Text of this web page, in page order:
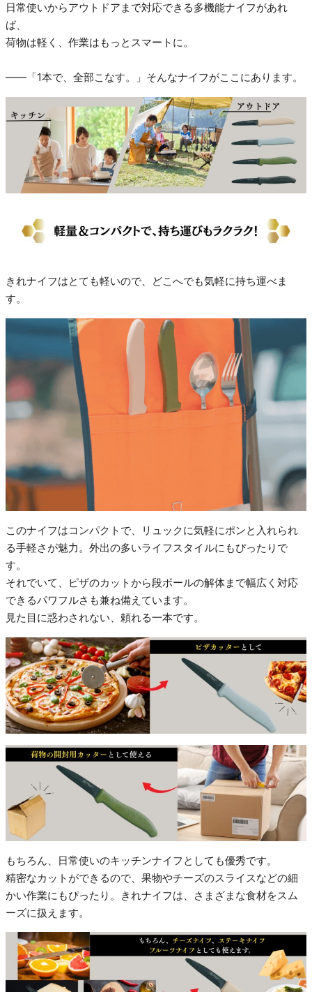
日常使いからアウトドアまで対応できる多機能ナイフがあれ
ば、
荷物は軽く、作業はもっとスマートに。
――「1本で、全部こなす。」そんなナイフがここにあります。
きれナイフはとても軽いので、どこへでも気軽に持ち運べま
す。
このナイフはコンパクトで、リュックに気軽にポンと入れられ
る手軽さが魅力。外出の多いライフスタイルにもぴったりで
す。
それでいて、ピザのカットから段ボールの解体まで幅広く対応
できるパワフルさも兼ね備えています。
見た目に惑わされない、頼れる一本です。
もちろん、日常使いのキッチンナイフとしても優秀です。
精密なカットができるので、果物やチーズのスライスなどの細
かい作業にもぴったり。きれナイフは、さまざまな食材をスム
ーズに扱えます。